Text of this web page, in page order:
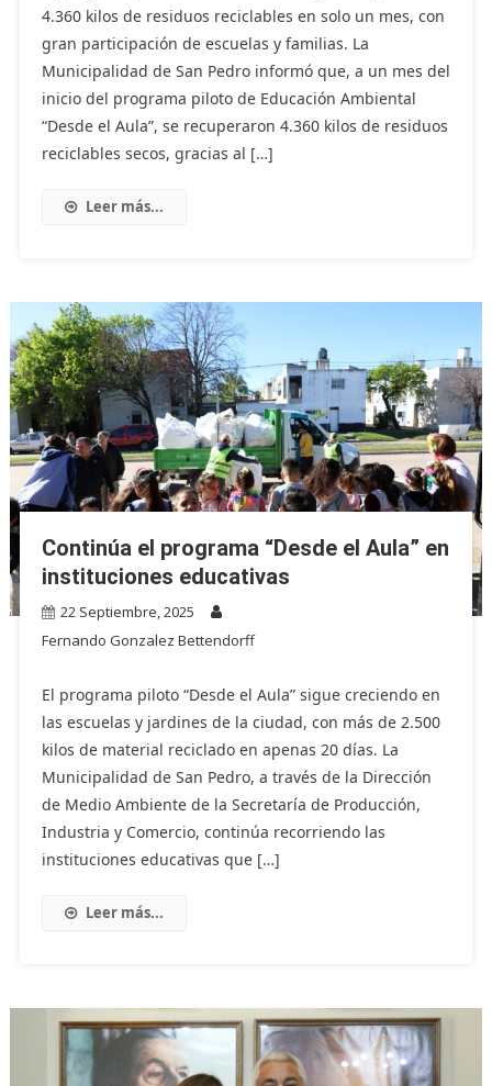
4.360 kilos de residuos reciclables en solo un mes, con
gran participación de escuelas y familias. La
Municipalidad de San Pedro informó que, a un mes del
inicio del programa piloto de Educación Ambiental
“Desde el Aula”, se recuperaron 4.360 kilos de residuos
reciclables secos, gracias al […]
Leer más...
Continúa el programa “Desde el Aula” en
instituciones educativas
22 Septiembre, 2025
Fernando Gonzalez Bettendorff
El programa piloto “Desde el Aula” sigue creciendo en
las escuelas y jardines de la ciudad, con más de 2.500
kilos de material reciclado en apenas 20 días. La
Municipalidad de San Pedro, a través de la Dirección
de Medio Ambiente de la Secretaría de Producción,
Industria y Comercio, continúa recorriendo las
instituciones educativas que […]
Leer más...